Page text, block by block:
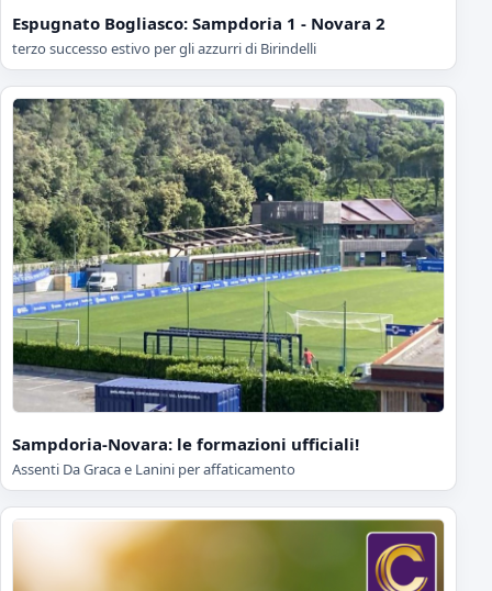
Espugnato Bogliasco: Sampdoria 1 - Novara 2
terzo successo estivo per gli azzurri di Birindelli
Sampdoria-Novara: le formazioni ufficiali!
Assenti Da Graca e Lanini per affaticamento